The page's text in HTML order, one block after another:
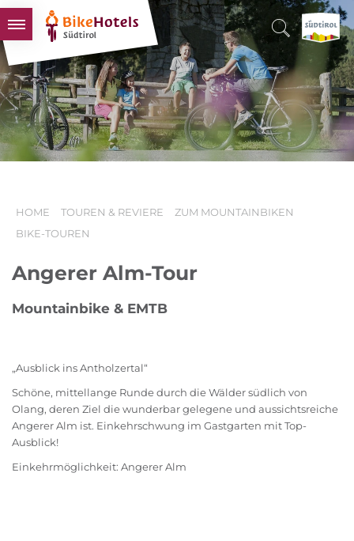
BIKEHOTELS
HOTELS & PAKETE
TOUREN & REVIERE
SÜDTIROL & WIR
HOME TOUREN & REVIERE
ZUM MOUNTAINBIKEN
BIKE-TOUREN
Angerer Alm-Tour
Mountainbike & EMTB
„Ausblick ins Antholzertal“
Schöne, mittellange Runde durch die Wälder südlich von
Olang, deren Ziel die wunderbar gelegene und aussichtsreiche
Angerer Alm ist. Einkehrschwung im Gastgarten mit Top-
Ausblick!
Einkehrmöglichkeit: Angerer Alm